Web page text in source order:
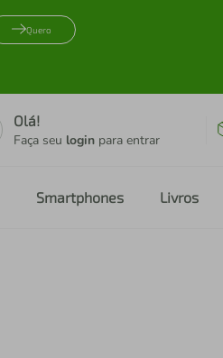
Quero
Olá!
Faça seu login para entrar
Smartphones Livros